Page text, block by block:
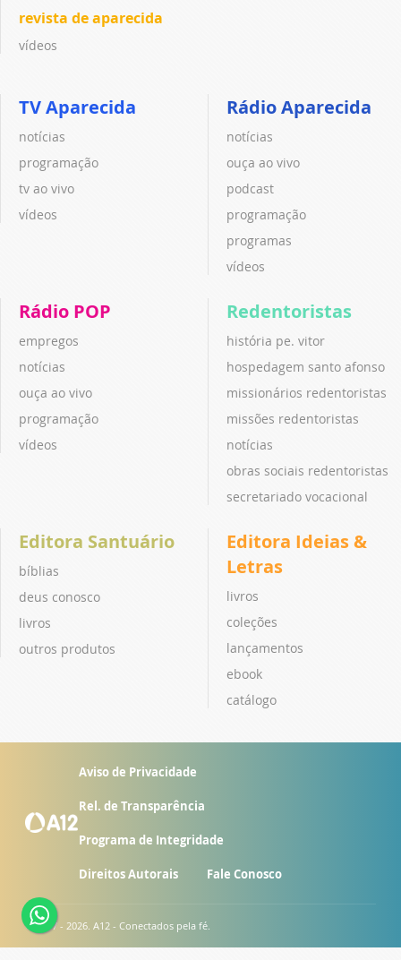
revista de aparecida
vídeos
TV Aparecida
notícias
programação
tv ao vivo
vídeos
Rádio Aparecida
notícias
ouça ao vivo
podcast
programação
programas
vídeos
Rádio POP
empregos
notícias
ouça ao vivo
programação
vídeos
Redentoristas
história pe. vitor
hospedagem santo afonso
missionários redentoristas
missões redentoristas
notícias
obras sociais redentoristas
secretariado vocacional
Editora Santuário
bíblias
deus conosco
livros
outros produtos
Editora Ideias &
Letras
livros
coleções
lançamentos
ebook
catálogo
Aviso de Privacidade
Rel. de Transparência
Programa de Integridade
Direitos Autorais Fale Conosco
© 2007 - 2026. A12 - Conectados pela fé.